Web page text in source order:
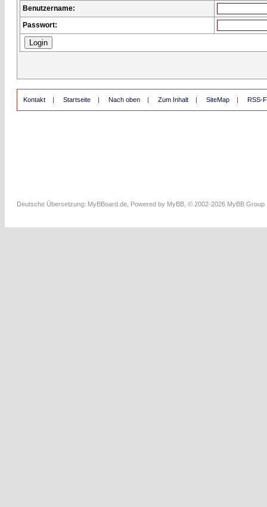
Benutzername:
Passwort:
Kontakt | Startseite | Nach oben | Zum Inhalt | SiteMap | RSS-
Deutsche Übersetzung: MyBBoard.de , Powered by MyBB , © 2002-2026 MyBB Group